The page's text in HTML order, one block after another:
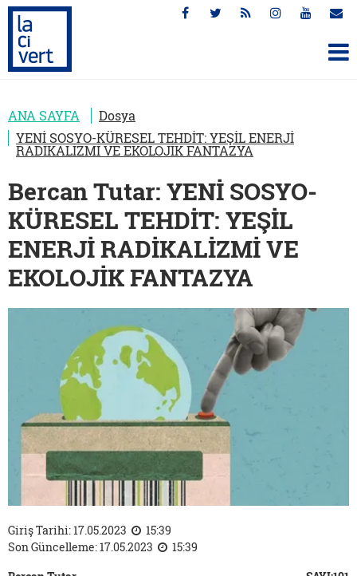
ANA SAYFA
Dosya
YENİ SOSYO-KÜRESEL TEHDİT: YEŞİL ENERJİ
RADİKALİZMİ VE EKOLOJİK FANTAZYA
Bercan Tutar: YENİ SOSYO-
KÜRESEL TEHDİT: YEŞİL
ENERJİ RADİKALİZMİ VE
EKOLOJİK FANTAZYA
Giriş Tarihi: 17.05.2023
15:39
Son Güncelleme: 17.05.2023
15:39